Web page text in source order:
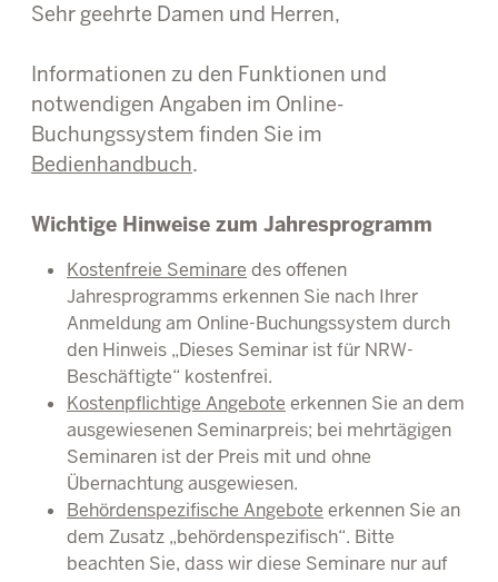
Sehr geehrte Damen und Herren,
Informationen zu den Funktionen und
notwendigen Angaben im Online-
Buchungssystem finden Sie im
Bedienhandbuch.
Wichtige Hinweise zum Jahresprogramm
Kostenfreie Seminare des offenen
Jahresprogramms erkennen Sie nach Ihrer
Anmeldung am Online-Buchungssystem durch
den Hinweis „Dieses Seminar ist für NRW-
Beschäftigte“ kostenfrei.
Kostenpflichtige Angebote erkennen Sie an dem
ausgewiesenen Seminarpreis; bei mehrtägigen
Seminaren ist der Preis mit und ohne
Übernachtung ausgewiesen.
Behördenspezifische Angebote erkennen Sie an
dem Zusatz „behördenspezifisch“. Bitte
beachten Sie, dass wir diese Seminare nur auf